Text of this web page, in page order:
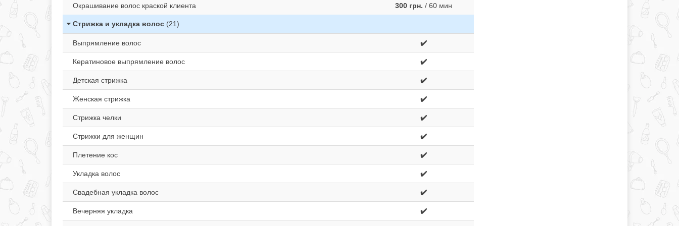
Окрашивание волос краской клиента 300 грн. / 60 мин
Стрижка и укладка волос (21)
Выпрямление волос ✔️
Кератиновое выпрямление волос ✔️
Детская стрижка ✔️
Женская стрижка ✔️
Стрижка челки ✔️
Стрижки для женщин ✔️
Плетение кос ✔️
Укладка волос ✔️
Свадебная укладка волос ✔️
Вечерняя укладка ✔️